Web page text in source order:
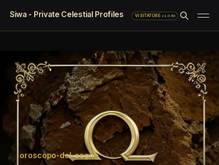
Siwa - Private Celestial Profiles VISITATORE·v1.0.69
oroscopo-del-segno